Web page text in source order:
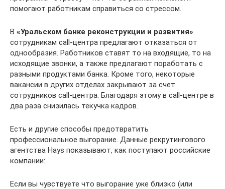
помогают работникам справиться со стрессом.
В «Уральском банке реконструкции и развития»
сотрудникам call-центра предлагают отказаться от
однообразия. Работников ставят то на входящие, то на
исходящие звонки, а также предлагают поработать с
разными продуктами банка. Кроме того, некоторые
вакансии в других отделах закрывают за счет
сотрудников call-центра. Благодаря этому в call-центре в
два раза снизилась текучка кадров.
Есть и другие способы предотвратить
профессиональное выгорание. Данные рекрутингового
агентства Hays показывают, как поступают российские
компании:
Если вы чувствуете что выгорание уже близко (или